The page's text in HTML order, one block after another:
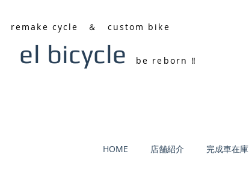
remake cycle ＆ custom bike
el bicycle be reborn ‼
HOME 店舗紹介 完成車在庫